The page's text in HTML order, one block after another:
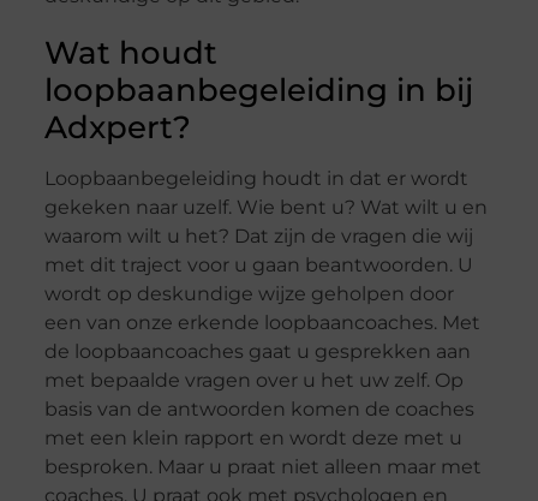
Wat houdt
loopbaanbegeleiding in bij
Adxpert?
Loopbaanbegeleiding houdt in dat er wordt
gekeken naar uzelf. Wie bent u? Wat wilt u en
waarom wilt u het? Dat zijn de vragen die wij
met dit traject voor u gaan beantwoorden. U
wordt op deskundige wijze geholpen door
een van onze erkende loopbaancoaches. Met
de loopbaancoaches gaat u gesprekken aan
met bepaalde vragen over u het uw zelf. Op
basis van de antwoorden komen de coaches
met een klein rapport en wordt deze met u
besproken. Maar u praat niet alleen maar met
coaches. U praat ook met psychologen en